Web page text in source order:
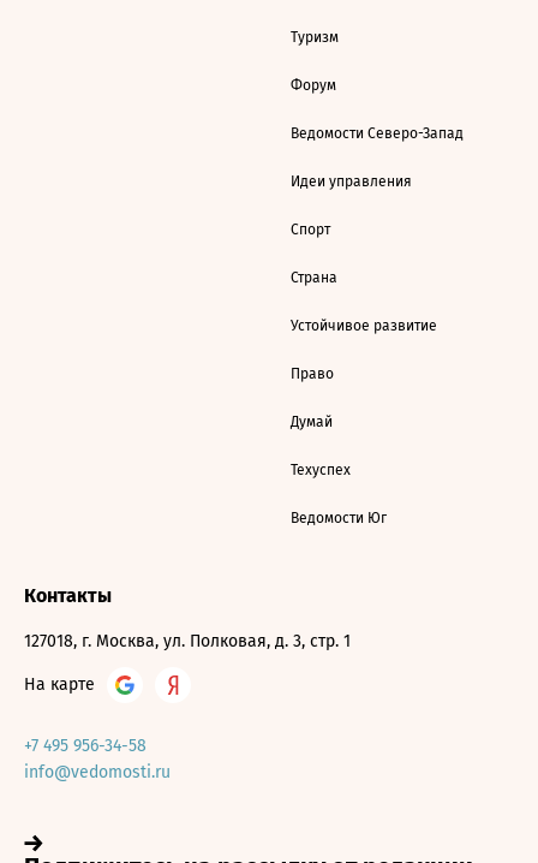
Туризм
Форум
Ведомости Северо-Запад
Идеи управления
Спорт
Страна
Устойчивое развитие
Право
Думай
Техуспех
Ведомости Юг
Контакты
127018, г. Москва, ул. Полковая, д. 3, стр. 1
На карте
+7 495 956-34-58
info@vedomosti.ru